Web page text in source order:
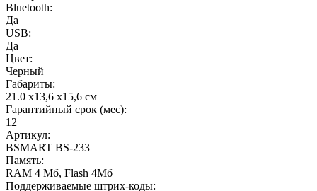
Bluetooth:
Да
USB:
Да
Цвет:
Черный
Габариты:
21.0 х13,6 х15,6 см
Гарантийный срок (мес):
12
Артикул:
BSMART BS-233
Память:
RAM 4 Мб, Flash 4Мб
Поддерживаемые штрих-коды: